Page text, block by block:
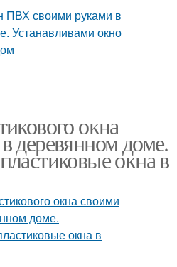
окна
деревянном доме.
окна в